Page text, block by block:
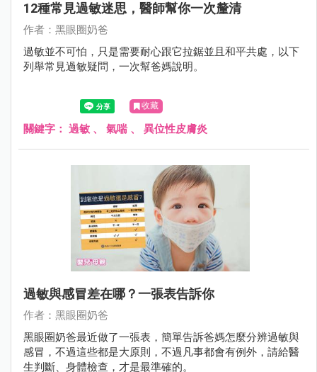
12種常見過敏迷思，醫師幫你一次釐清
作者：黑眼圈奶爸
過敏並不可怕，只是需要耐心跟它拉鋸並且和平共處，以下
列舉常見過敏疑問，一次幫爸媽說明。
收藏
關鍵字： 過敏 、 氣喘、 異位性皮膚炎
過敏與感冒差在哪？一張表告訴你
作者：黑眼圈奶爸
黑眼圈奶爸最近做了一張表，簡單告訴爸媽怎麼分辨過敏與
感冒，不過這些都是大原則，不過凡事都會有例外，請給醫
生判斷、身體檢查，才是最準確的。